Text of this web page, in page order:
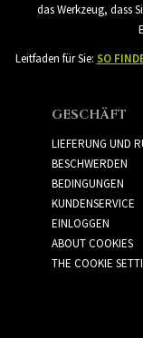
das Werkzeug, dass
Leitfaden für Sie: SO
GESCHÄFT
LIEFERUNG UND
BESCHWERDEN
BEDINGUNGEN
KUNDENSERVICE
EINLOGGEN
ABOUT COOKIES
THE COOKIE